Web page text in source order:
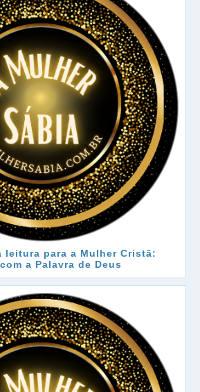
leitura para a Mulher Cristã:
a Palavra de Deus